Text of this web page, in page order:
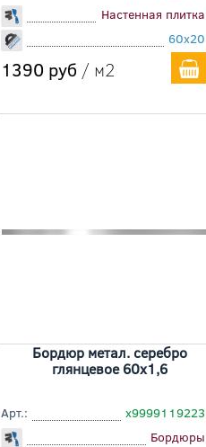
Настенная плитка
60x20
1390 руб / м2
Бордюр метал. серебро
глянцевое 60x1,6
Арт.:
х9999119223
Бордюры